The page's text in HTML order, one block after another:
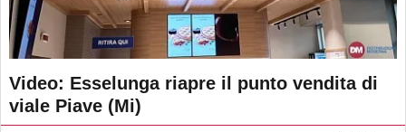
Video: Esselunga riapre il punto vendita di
viale Piave (Mi)